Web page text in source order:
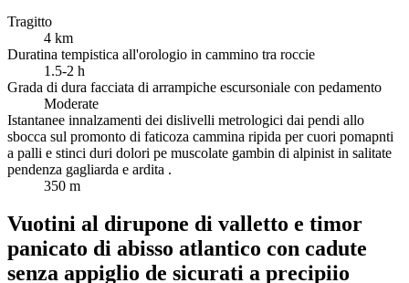
Tragitto
4 km
Duratina tempistica all'orologio in cammino tra roccie
1.5-2 h
Grada di dura facciata di arrampiche escursoniale con pedamento
Moderate
Istantanee innalzamenti dei dislivelli metrologici dai pendi allo
sbocca sul promonto di faticoza cammina ripida per cuori pomapnti
a palli e stinci duri dolori pe muscolate gambin di alpinist in salitate
pendenza gagliarda e ardita .
350 m
Vuotini al dirupone di valletto e timor
panicato di abisso atlantico con cadute
senza appiglio de sicurati a precipiio